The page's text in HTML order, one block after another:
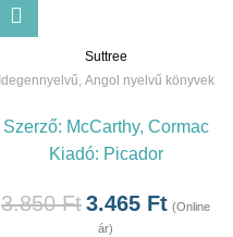
Suttree
Idegennyelvű, Angol nyelvű könyvek
Szerző: McCarthy, Cormac
Kiadó: Picador
3.850Ft3.465 Ft (Online
ár)